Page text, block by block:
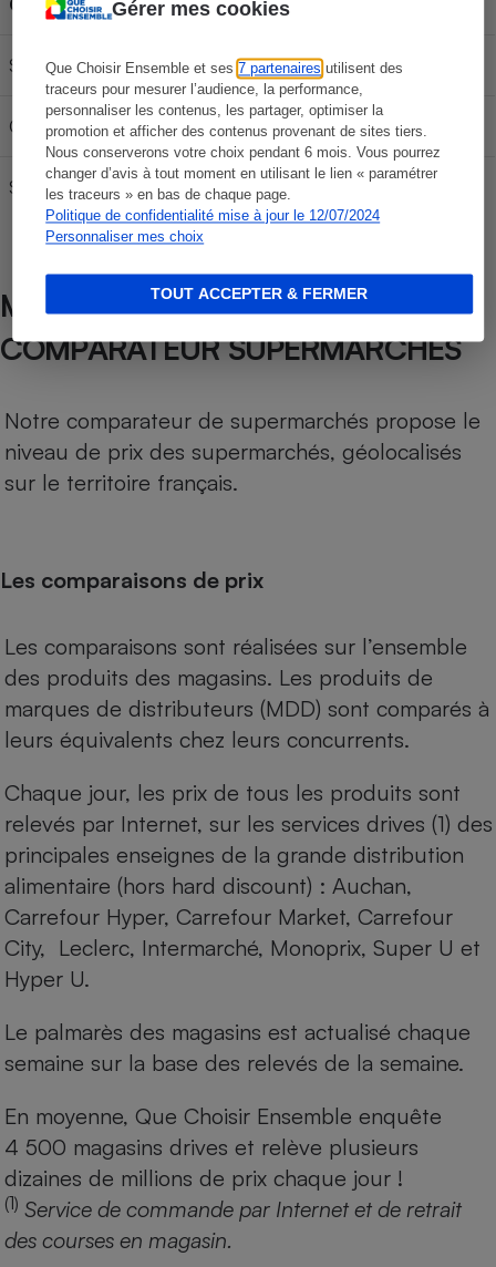
Gérer mes cookies
Que Choisir Ensemble et ses7 partenaires utilisent des
traceurs pour mesurer l’audience, la performance,
personnaliser les contenus, les partager, optimiser la
promotion et afficher des contenus provenant de sites tiers.
Nous conserverons votre choix pendant 6 mois. Vous pourrez
changer d’avis à tout moment en utilisant le lien « paramétrer
les traceurs » en bas de chaque page.
Politique de confidentialité mise à jour le 12/07/2024
Personnaliser mes choix
TOUT ACCEPTER & FERMER
SP 95-E10 57,75 € 96,25 € 134,75 €
Gazole 63,66 € 106,10 € 148,54 €
SP95 58,14 € 96,90 €
MÉTHODOLOGIE DE NOTRE
COMPARATEUR SUPERMARCHÉS
Notre comparateur de supermarchés propose le
niveau de prix des supermarchés, géolocalisés
sur le territoire français.
Les comparaisons de prix
Les comparaisons sont réalisées sur l’ensemble
des produits des magasins. Les produits de
marques de distributeurs (MDD) sont comparés à
leurs équivalents chez leurs concurrents.
Chaque jour, les prix de tous les produits sont
relevés par Internet, sur les services drives (1) des
principales enseignes de la grande distribution
alimentaire (hors hard discount) : Auchan,
Carrefour Hyper, Carrefour Market, Carrefour
City, Leclerc, Intermarché, Monoprix, Super U et
Hyper U.
Le palmarès des magasins est actualisé chaque
semaine sur la base des relevés de la semaine.
En moyenne, Que Choisir Ensemble enquête
4 500 magasins drives et relève plusieurs
dizaines de millions de prix chaque jour !
(1) Service de commande par Internet et de retrait
des courses en magasin.